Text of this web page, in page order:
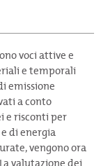
voci attive e
e temporali
emissione
a conto
e risconti per
di energia
vengono ora
valutazione dei